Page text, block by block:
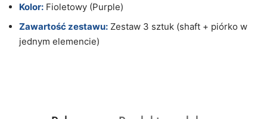
Kolor: Fioletowy (Purple)
Zawartość zestawu: Zestaw 3 sztuk (shaft + piórko w
jednym elemencie)